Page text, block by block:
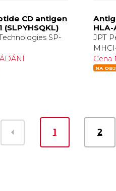
CD antigen
(SLPYHSQKL)
SP-
HLA-
JPT
Cena
NA
1 2